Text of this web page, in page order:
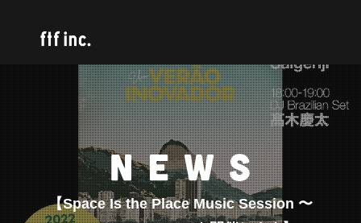
【Space Is the Place Music Session 〜